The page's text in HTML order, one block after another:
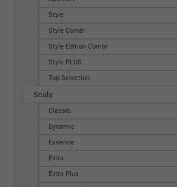
Style
Style Combi
Style Edition Combi
Style PLUS
Top Selection
Scala
Classic
Dynamic
Essence
Extra
Extra Plus